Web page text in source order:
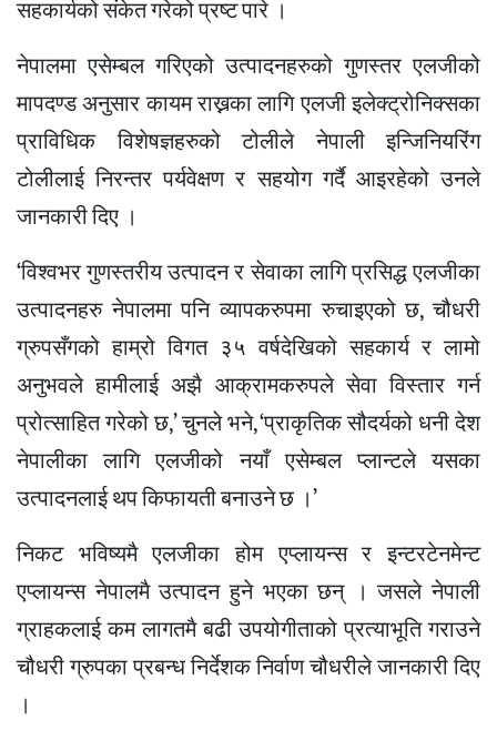
सहकार्यको संकेत गरेको प्रष्ट पारे ।
नेपालमा एसेम्बल गरिएको उत्पादनहरुको गुणस्तर एलजीको
मापदण्ड अनुसार कायम राख्नका लागि एलजी इलेक्ट्रोनिक्सका
प्राविधिक विशेषज्ञहरुको टोलीले नेपाली इन्जिनियरिंग
टोलीलाई निरन्तर पर्यवेक्षण र सहयोग गर्दै आइरहेको उनले
जानकारी दिए ।
‘विश्वभर गुणस्तरीय उत्पादन र सेवाका लागि प्रसिद्ध एलजीका
उत्पादनहरु नेपालमा पनि व्यापकरुपमा रुचाइएको छ, चौधरी
ग्रुपसँगको हाम्रो विगत ३५ वर्षदेखिको सहकार्य र लामो
अनुभवले हामीलाई अझै आक्रामकरुपले सेवा विस्तार गर्न
प्रोत्साहित गरेको छ,’ चुनले भने, ‘प्राकृतिक सौदर्यको धनी देश
नेपालीका लागि एलजीको नयाँ एसेम्बल प्लान्टले यसका
उत्पादनलाई थप किफायती बनाउने छ ।’
निकट भविष्यमै एलजीका होम एप्लायन्स र इन्टरटेनमेन्ट
एप्लायन्स नेपालमै उत्पादन हुने भएका छन् । जसले नेपाली
ग्राहकलाई कम लागतमै बढी उपयोगीताको प्रत्याभूति गराउने
चौधरी ग्रुपका प्रबन्ध निर्देशक निर्वाण चौधरीले जानकारी दिए
।